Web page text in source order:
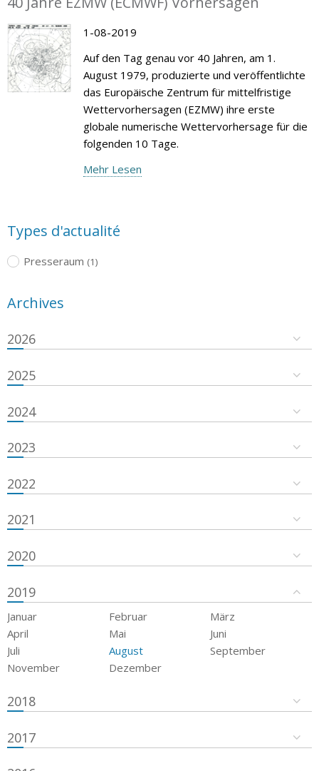
1-08-2019
Auf den Tag genau vor 40 Jahren, am 1.
August 1979, produzierte und veröffentlichte
das Europäische Zentrum für mittelfristige
Wettervorhersagen (EZMW) ihre erste
globale numerische Wettervorhersage für die
folgenden 10 Tage.
Mehr Lesen
Types d'actualité
Presseraum (1)
Archives
2026
2025
2024
2023
2022
2021
2020
2019
Januar Februar
März
April
Mai
Juni
Juli
August
September
November
Dezember
2018
2017